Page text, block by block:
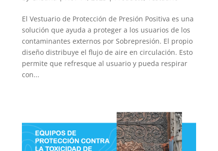
El Vestuario de Protección de Presión Positiva es una
solución que ayuda a proteger a los usuarios de los
contaminantes externos por Sobrepresión. El propio
diseño distribuye el flujo de aire en circulación. Esto
permite que refresque al usuario y pueda respirar
con...